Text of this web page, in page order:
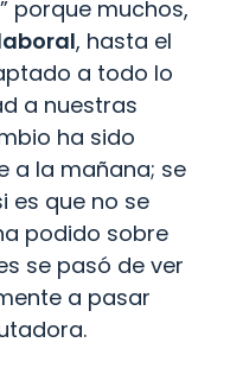
porque muchos,
, hasta el
a todo lo
a nuestras
ha sido
a la mañana; se
es que no se
podido sobre
se pasó de ver
a pasar